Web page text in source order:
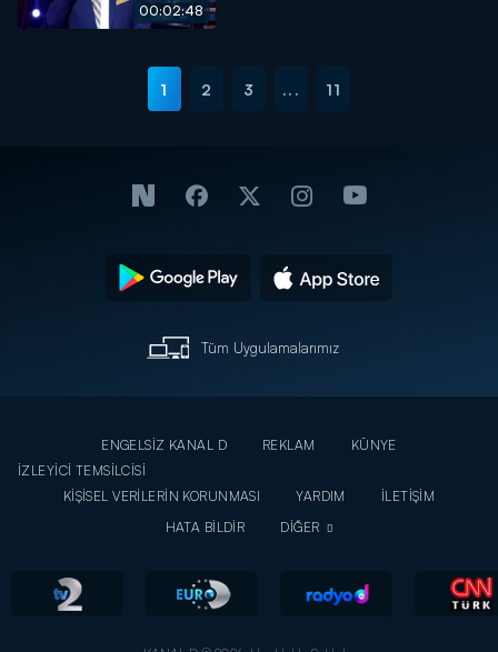
00:02:48
1 2 3 ... 11
Tüm Uygulamalarımız
ENGELSİZ KANAL D REKLAM
KÜNYE
İZLEYİCİ TEMSİLCİSİ
KİŞİSEL VERİLERİN KORUNMASI
YARDIM
İLETİŞİM
HATA BİLDİR
DİĞER